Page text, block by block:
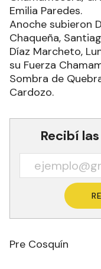
Emilia Paredes.
Anoche subieron
Chaqueña,
Díaz Marcheto,
su Fuerza
Sombra de
Cardozo.
Recibí
Pre Cosquín